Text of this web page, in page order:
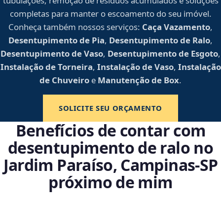
completas para manter o escoamento do seu imóvel.
Conheça também nossos serviços: Caça Vazamento,
Desentupimento de Pia, Desentupimento de Ralo,
Desentupimento de Vaso, Desentupimento de Esgoto,
Instalação de Torneira, Instalação de Vaso, Instalação
de Chuveiro e Manutenção de Box.
SOLICITE SEU ORÇAMENTO
Benefícios de contar com
desentupimento de ralo no
Jardim Paraíso, Campinas‑SP
próximo de mim